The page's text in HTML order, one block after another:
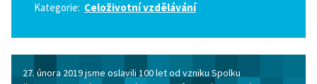
Kategorie: Celoživotní vzdělávání
27. února 2019 jsme oslavili 100 let od vzniku Spolku